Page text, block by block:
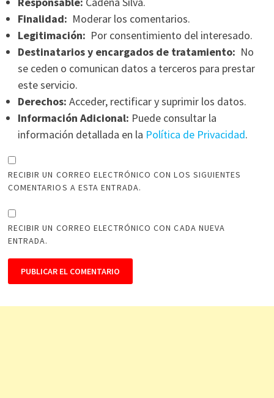
Finalidad: Moderar los comentarios.
Legitimación: Por consentimiento del interesado.
Destinatarios y encargados de tratamiento: No
se ceden o comunican datos a terceros para prestar
este servicio.
Derechos: Acceder, rectificar y suprimir los datos.
Información Adicional: Puede consultar la
información detallada en la Política de Privacidad.
RECIBIR UN CORREO ELECTRÓNICO CON LOS SIGUIENTES
COMENTARIOS A ESTA ENTRADA.
RECIBIR UN CORREO ELECTRÓNICO CON CADA NUEVA
ENTRADA.